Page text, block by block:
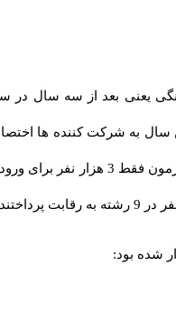
یعنی بعد از سه سال در سال
به شرکت کننده ها اختصاص
پیدا کرد. از 32 هزار نفر شرکت کننده این آزمون فقط 3 هزار نفر برای ورود به
بود: